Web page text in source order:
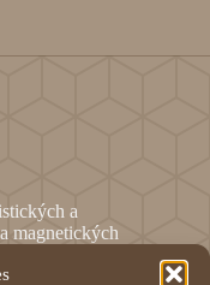
a
magnetických